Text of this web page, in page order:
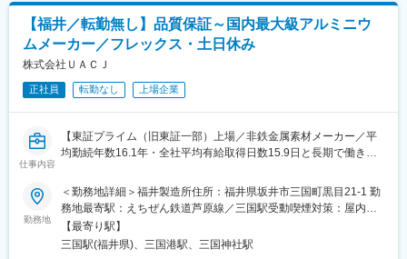
■作業環境：
・匂いが気になる物質はありません。
・デスクがあり個人スペースが確保できます。
・お昼は仕出し弁当を注文可。（一部補助）
創業以来培ってきた水素添加・還元反応技術を強みに、大手化学
メーカーや電子材料メーカーから高い信頼を獲得しています。
れています。
（2）研究から量産まで携われる
当社では研究職も設備や製造現場への理解が求められます。
そのため、研究開発、プロセス開発、生産技術、スケールアップ
などの幅広いスキルを身につけることができます。
(高速料金は会社負担)
出張が難しい方には極力配慮いたします。
※直行直帰可能
■会社について：
時代のニーズに合わせて徐々に事業を拡大し、公共事業から大型
建築物の新築・改修工事、
変更の範囲：会社の定める業務
【福井／転勤無し】品質保証～国内最大級アルミニウ
ムメーカー／フレックス・土日休み
株式会社ＵＡＣＪ
正社員 転勤なし 上場企業
仕事内容
【東証プライム（旧東証一部）上場／非鉄金属素材メーカー／平
均勤続年数16.1年・全社平均有給取得日数15.9日と長期で働きや
◆職務内容：
主要製造拠点の一つである福井製造所で、品質管理業務を担当し
ていただきます。
勤務地
＜勤務地詳細＞福井製造所住所：福井県坂井市三国町黒目21-1 勤
務地最寄駅：えちぜん鉄道芦原線／三国駅受動喫煙対策：屋内喫
煙可能場所あり変更の範囲：会社の定める事業所
【最寄り駅】
三国駅(福井県)、三国港駅、三国神社駅